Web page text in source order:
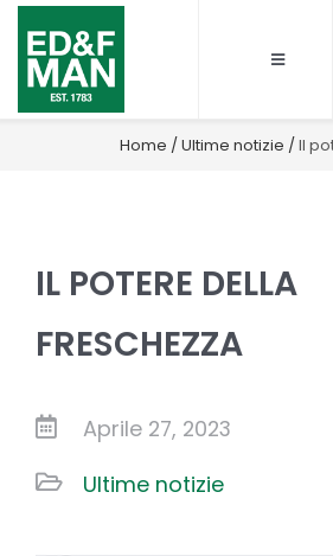
Salta
contenuto
Toggle
Chi siamo
Sostenibilità
Qualità e certificazioni
Progetti
Home /Ultime notizie /Il
IL POTERE DELLA
FRESCHEZZA
Aprile 27, 2023
Ultime notizie